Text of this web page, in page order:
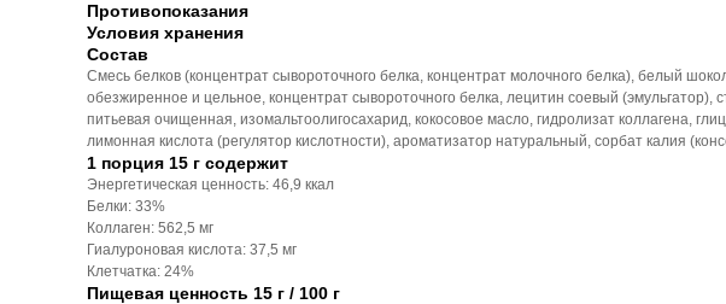
Противопоказания
Условия хранения
Состав
Смесь белков (концентрат сывороточного белка, концентрат молочного белка), белый
обезжиренное и цельное, концентрат сывороточного белка, лецитин соевый (эмульгатор),
питьевая очищенная, изомальтоолигосахарид, кокосовое масло, гидролизат коллагена,
лимонная кислота (регулятор кислотности), ароматизатор натуральный, сорбат калия
1 порция 15 г содержит
Энергетическая ценность: 46,9 ккал
Белки: 33%
Коллаген: 562,5 мг
Гиалуроновая кислота: 37,5 мг
Клетчатка: 24%
Пищевая ценность 15 г / 100 г